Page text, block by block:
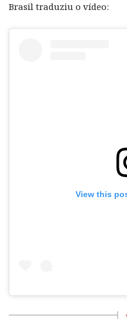
Brasil traduziu o vídeo:
View this